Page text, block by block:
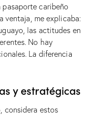
caribeño
ventaja, me explicaba:
las actitudes en
No hay
La diferencia
y estratégicas
considera estos